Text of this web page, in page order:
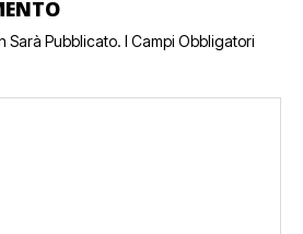
Sarà Pubblicato. I Campi Obbligatori